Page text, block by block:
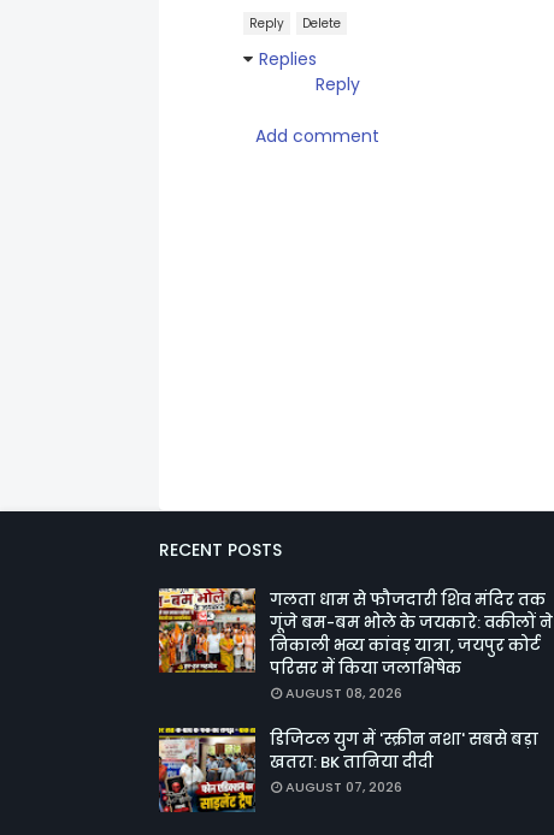
Reply Delete
Replies
Reply
Add comment
RECENT POSTS
गलता धाम से फौजदारी शिव मंदिर तक
गूंजे बम-बम भोले के जयकारे: वकीलों ने
निकाली भव्य कांवड़ यात्रा, जयपुर कोर्ट
परिसर में किया जलाभिषेक
AUGUST 08, 2026
डिजिटल युग में 'स्क्रीन नशा' सबसे बड़ा
खतरा: BK तानिया दीदी
AUGUST 07, 2026